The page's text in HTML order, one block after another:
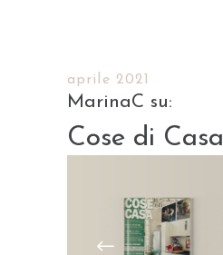
aprile 2021
Cose di Casa